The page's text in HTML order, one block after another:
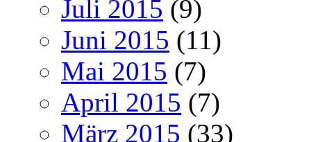
Juli 2015 (9)
Juni 2015 (11)
Mai 2015 (7)
April 2015 (7)
März 2015 (33)